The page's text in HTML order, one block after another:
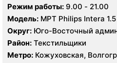
Режим работы: 9.00 - 21.00
Модель: МРТ Philips Intera 1.5
Округ: Юго-Восточный
Район: Текстильщики
Метро: Кожуховская,